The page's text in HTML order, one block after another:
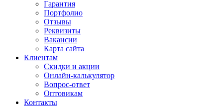
Гарантия
Портфолио
Отзывы
Реквизиты
Вакансии
Карта сайта
Клиентам
Скидки и акции
Онлайн-калькулятор
Вопрос-ответ
Оптовикам
Контакты